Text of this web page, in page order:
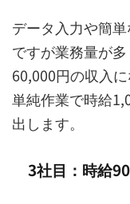
データ入力や簡
ですが業務量が
60,000円の収入
単純作業で時給
出します。
3社目：時給